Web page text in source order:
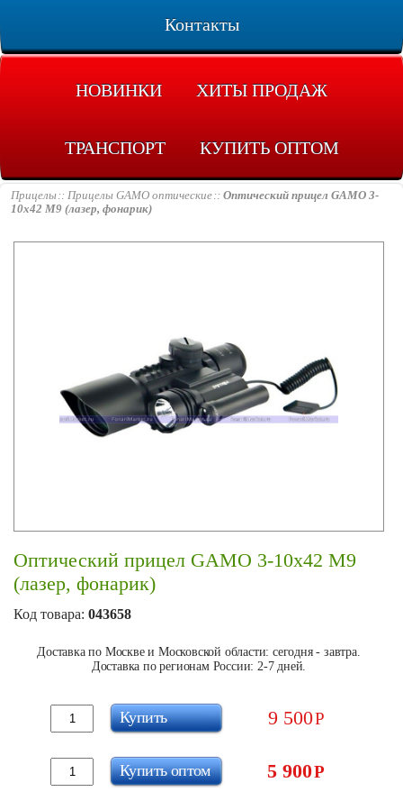
Контакты
НОВИНКИ ХИТЫ ПРОДАЖ
ТРАНСПОРТ КУПИТЬ ОПТОМ
Прицелы Прицелы GAMO оптические
Оптический прицел GAMO 3-
10x42 M9 (лазер, фонарик)
Оптический прицел GAMO 3-10x42 M9
(лазер, фонарик)
Код товара: 043658
Доставка по Москве и Московской области: сегодня - завтра.
Доставка по регионам России: 2-7 дней.
9 500Р
Купить
5 900Р
Купить оптом